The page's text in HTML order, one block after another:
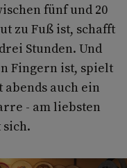
fünf und 20
zu Fuß ist, schafft
Stunden. Und
Fingern ist, spielt
abends auch ein
- am liebsten
sich.